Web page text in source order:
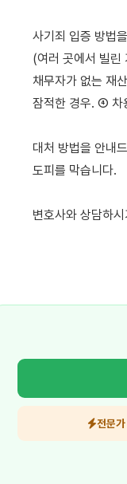
사기죄 입증 방법
(여러 곳에서 빌린
채무자가 없는 재
잠적한 경우. ④ 차
대처 방법을 안내
도피를 막습니다.
변호사와 상담하
전문